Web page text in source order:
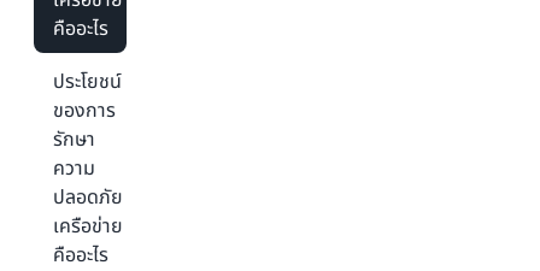
คืออะไร
ประโยชน์
ของการ
รักษา
ความ
ปลอดภัย
เครือข่าย
คืออะไร